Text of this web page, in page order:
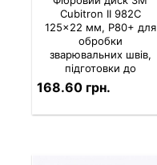
Cubitron II 982C
125×22 мм, P80+ для
обробки
зварювальних швів,
підготовки до
зварювання, зняття
фаски
168.60 грн.